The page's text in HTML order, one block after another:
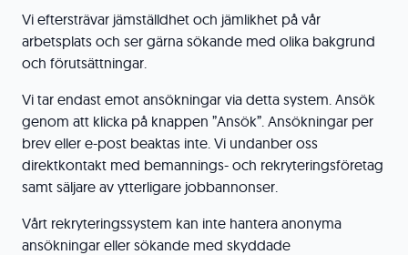
Vi eftersträvar jämställdhet och jämlikhet på vår
arbetsplats och ser gärna sökande med olika bakgrund
och förutsättningar.
Vi tar endast emot ansökningar via detta system. Ansök
genom att klicka på knappen ”Ansök”. Ansökningar per
brev eller e-post beaktas inte. Vi undanber oss
direktkontakt med bemannings- och rekryteringsföretag
samt säljare av ytterligare jobbannonser.
Vårt rekryteringssystem kan inte hantera anonyma
ansökningar eller sökande med skyddade